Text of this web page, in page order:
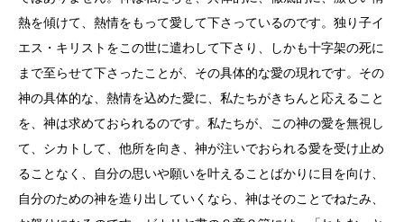
熱を傾けて、熱情をもって愛して下さっているのです。独り子イ
エス・キリストをこの世に遣わして下さり、しかも十字架の死に
まで至らせて下さったことが、その具体的な愛の現れです。その
神の具体的な、熱情を込めた愛に、私たちがきちんと応えること
を、神は求めておられるのです。私たちが、この神の愛を無視し
て、シカトして、他所を向き、神が注いでおられる愛を受け止め
ることなく、自分の思いや願いを叶えることばかりに目を向け、
自分のための神を造り出していくなら、神はそのことでねたみ、